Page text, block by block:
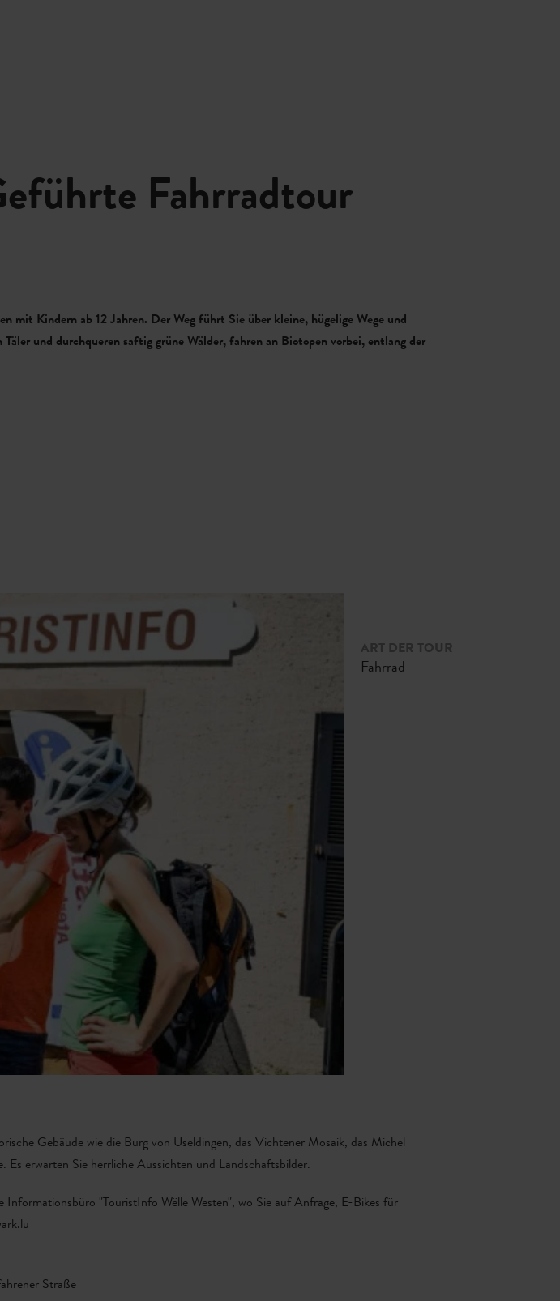
Fahrradtour
mit Kindern ab 12 Jahren. Der Weg führt Sie über kleine, hügelige Wege und
und durchqueren saftig grüne Wälder, fahren an Biotopen vorbei, entlang der
ART DER TOUR
Fahrrad
Gebäude wie die Burg von Useldingen, das Vichtener Mosaik, das Michel
erwarten Sie herrliche Aussichten und Landschaftsbilder.
"TouristInfo Wëlle Westen", wo Sie auf Anfrage, E-Bikes für
Straße